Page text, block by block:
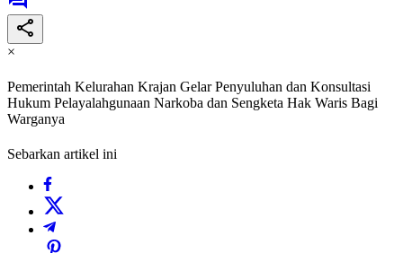
×
Pemerintah Kelurahan Krajan Gelar Penyuluhan dan Konsultasi
Hukum Pelayalahgunaan Narkoba dan Sengketa Hak Waris Bagi
Warganya
Sebarkan artikel ini